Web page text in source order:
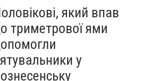
який впав
триметрової ями
у